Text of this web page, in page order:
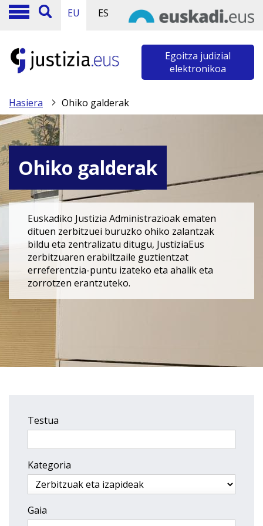
EU ES
Egoitza judizial
elektronikoa
Hasiera Ohiko galderak
Ohiko galderak
Euskadiko Justizia Administrazioak ematen
dituen zerbitzuei buruzko ohiko zalantzak
bildu eta zentralizatu ditugu, JustiziaEus
zerbitzuaren erabiltzaile guztientzat
erreferentzia-puntu izateko eta ahalik eta
zorrotzen erantzuteko.
Testua
Kategoria
Gaia